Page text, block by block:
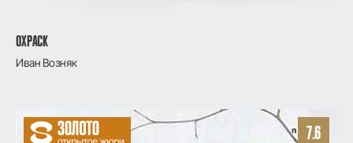
OXPACK
Иван Возняк
7.6